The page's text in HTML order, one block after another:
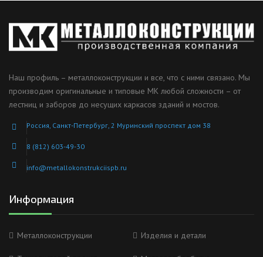
Наш профиль – металлоконструкции и все, что с ними связано. Мы
производим оригинальные и типовые МК любой сложности – от
лестниц и заборов до несущих каркасов зданий и мостов.
Россия, Санкт-Петербург, 2 Муринский проспект дом 38
8 (812) 603-49-30
info@metallokonstrukciispb.ru
Информация
Металлоконструкции Изделия и детали